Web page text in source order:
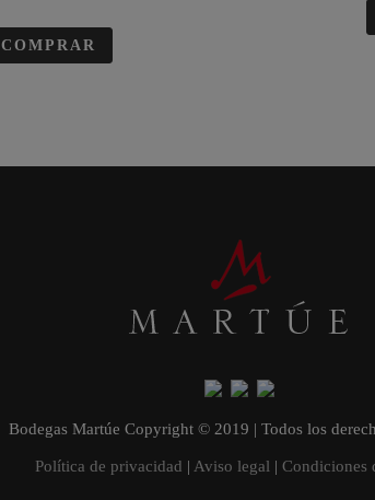
COMPRAR
Bodegas Martúe Copyright © 2019 | Todos los
Política de privacidad | Aviso legal | Condiciones